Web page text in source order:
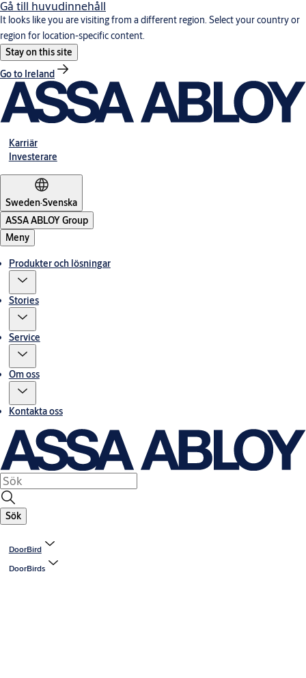
Gå till huvudinnehåll
It looks like you are visiting from a different region. Select your country or
region for location-specific content.
Stay on this site
Go to Ireland
Karriär
Investerare
Sweden·Svenska
ASSA ABLOY Group
Meny
Produkter och lösningar
Stories
Service
Om oss
Kontakta oss
Sök
DoorBird
DoorBirds